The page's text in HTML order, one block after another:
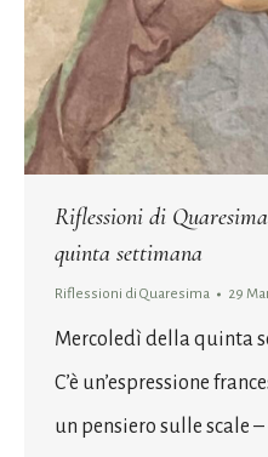
Riflessioni di
quinta settimana
Riflessioni di Quaresima 29
Mercoledì della quinta
C’è un’espressione
un pensiero sulle scale